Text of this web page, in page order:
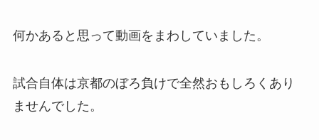
何かあると思って動画をまわしていました。
試合自体は京都のぼろ負けで全然おもしろくあり
ませんでした。